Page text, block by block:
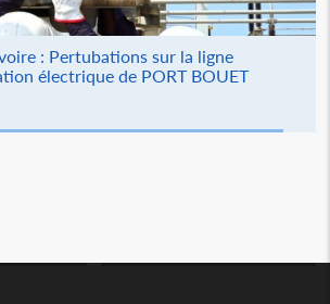
: Pertubations sur la ligne
électrique de PORT BOUET